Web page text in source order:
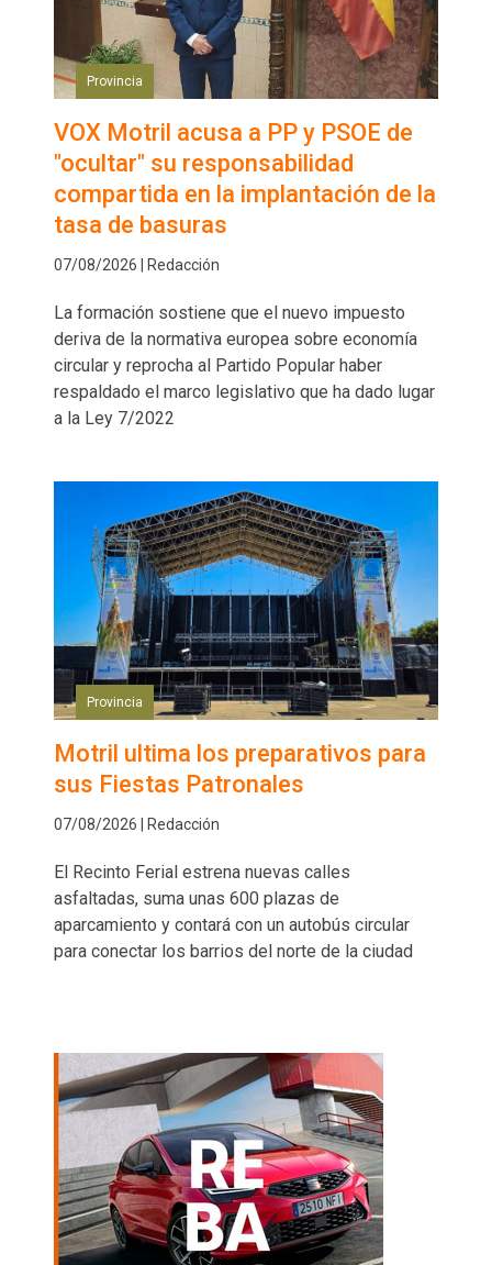
Provincia
VOX Motril acusa a PP y PSOE de
"ocultar" su responsabilidad
compartida en la implantación de la
tasa de basuras
07/08/2026 | Redacción
La formación sostiene que el nuevo impuesto
deriva de la normativa europea sobre economía
circular y reprocha al Partido Popular haber
respaldado el marco legislativo que ha dado lugar
a la Ley 7/2022
Provincia
Motril ultima los preparativos para
sus Fiestas Patronales
07/08/2026 | Redacción
El Recinto Ferial estrena nuevas calles
asfaltadas, suma unas 600 plazas de
aparcamiento y contará con un autobús circular
para conectar los barrios del norte de la ciudad